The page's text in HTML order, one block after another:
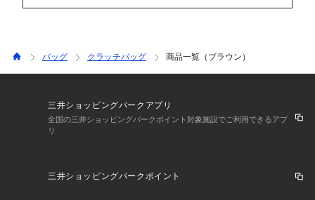
バッグ クラッチバッグ 商品一覧（ブラウン）
三井ショッピングパークアプリ
全国の三井ショッピングパークポイント対象施設でご利用できるアプ
リ
三井ショッピングパークポイント